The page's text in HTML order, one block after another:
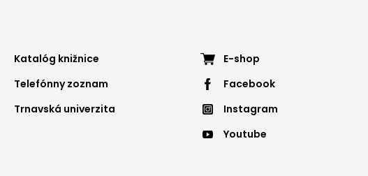
Footer
menu
3
Katalóg knižnice
Telefónny zoznam
Trnavská univerzita
Footer
menu
E-shop
Facebook
Instagram
Youtube